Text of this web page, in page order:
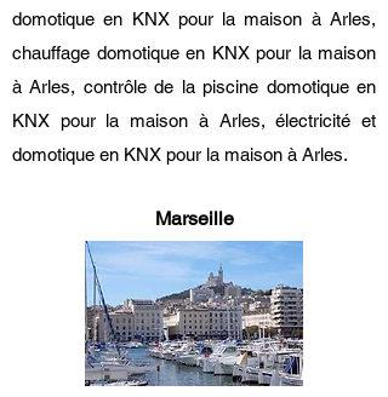
domotique en KNX pour la maison à Arles,
chauffage domotique en KNX pour la maison
à Arles, contrôle de la piscine domotique en
KNX pour la maison à Arles, électricité et
domotique en KNX pour la maison à Arles.
Marseille